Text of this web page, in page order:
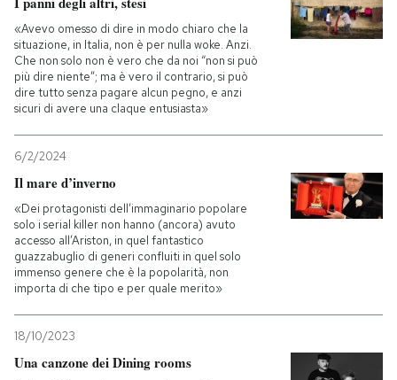
«Avevo omesso di dire in modo chiaro che la
situazione, in Italia, non è per nulla woke. Anzi.
Che non solo non è vero che da noi “non si può
più dire niente”; ma è vero il contrario, si può
dire tutto senza pagare alcun pegno, e anzi
sicuri di avere una claque entusiasta»
6/2/2024
Il mare d’inverno
«Dei protagonisti dell’immaginario popolare
solo i serial killer non hanno (ancora) avuto
accesso all’Ariston, in quel fantastico
guazzabuglio di generi confluiti in quel solo
immenso genere che è la popolarità, non
importa di che tipo e per quale merito»
18/10/2023
Una canzone dei Dining rooms